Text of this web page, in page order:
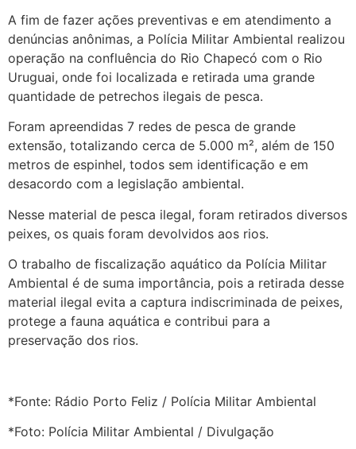
A fim de fazer ações preventivas e em atendimento a
denúncias anônimas, a Polícia Militar Ambiental realizou
operação na confluência do Rio Chapecó com o Rio
Uruguai, onde foi localizada e retirada uma grande
quantidade de petrechos ilegais de pesca.
Foram apreendidas 7 redes de pesca de grande
extensão, totalizando cerca de 5.000 m², além de 150
metros de espinhel, todos sem identificação e em
desacordo com a legislação ambiental.
Nesse material de pesca ilegal, foram retirados diversos
peixes, os quais foram devolvidos aos rios.
O trabalho de fiscalização aquático da Polícia Militar
Ambiental é de suma importância, pois a retirada desse
material ilegal evita a captura indiscriminada de peixes,
protege a fauna aquática e contribui para a
preservação dos rios.
*Fonte: Rádio Porto Feliz / Polícia Militar Ambiental
*Foto: Polícia Militar Ambiental / Divulgação